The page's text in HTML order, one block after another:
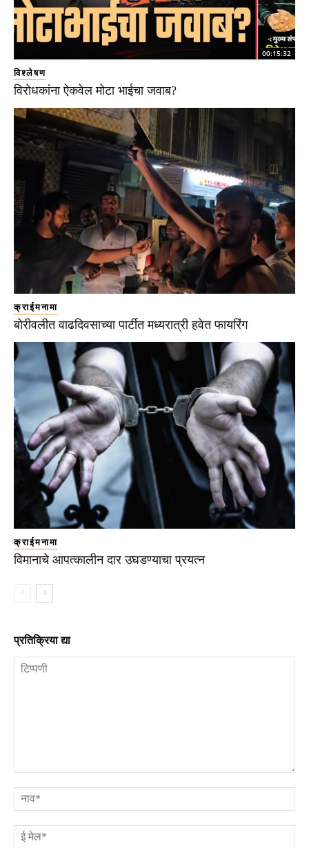
00:15:32
विश्लेषण
विरोधकांना ऐकवेल मोटा भाईचा जवाब?
क्राईमनामा
बोरीवलीत वाढदिवसाच्या पार्टीत मध्यरात्री हवेत फायरिंग
क्राईमनामा
विमानाचे आपत्कालीन दार उघडण्याचा प्रयत्न
प्रतिक्रिया द्या